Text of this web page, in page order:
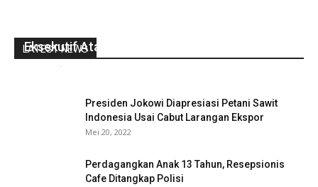
LATEST NEWS
Eksekutif Atas Pandangan Fraksi-Fraksi
-
Presiden Jokowi Diapresiasi Petani Sawit
Indonesia Usai Cabut Larangan Ekspor
Mei 20, 2022
Perdagangkan Anak 13 Tahun, Resepsionis
Cafe Ditangkap Polisi